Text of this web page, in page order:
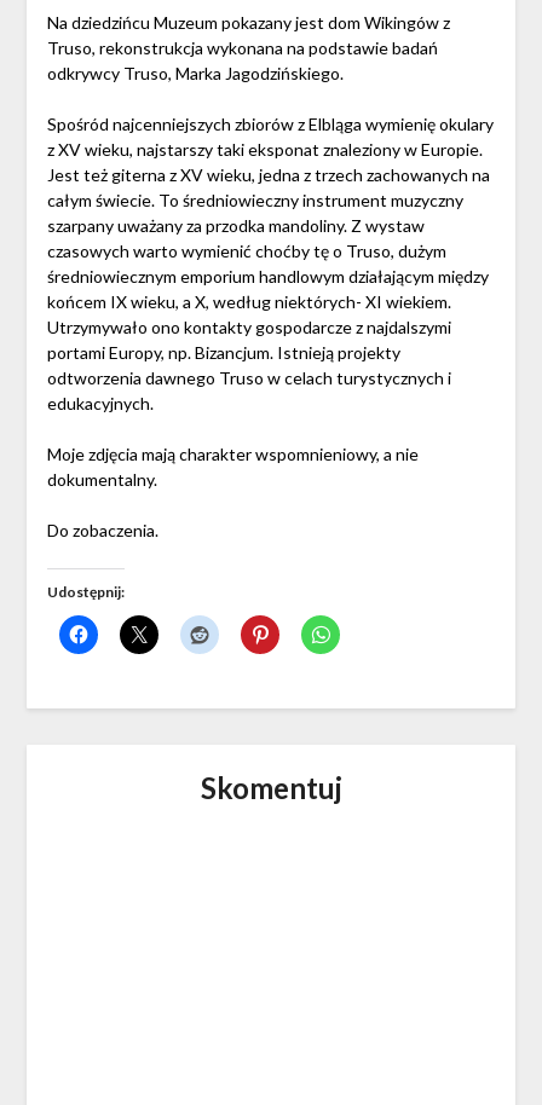
Na dziedzińcu Muzeum pokazany jest dom Wikingów z
Truso, rekonstrukcja wykonana na podstawie badań
odkrywcy Truso, Marka Jagodzińskiego.
Spośród najcenniejszych zbiorów z Elbląga wymienię okulary
z XV wieku, najstarszy taki eksponat znaleziony w Europie.
Jest też giterna z XV wieku, jedna z trzech zachowanych na
całym świecie. To średniowieczny instrument muzyczny
szarpany uważany za przodka mandoliny. Z wystaw
czasowych warto wymienić choćby tę o Truso, dużym
średniowiecznym emporium handlowym działającym między
końcem IX wieku, a X, według niektórych- XI wiekiem.
Utrzymywało ono kontakty gospodarcze z najdalszymi
portami Europy, np. Bizancjum. Istnieją projekty
odtworzenia dawnego Truso w celach turystycznych i
edukacyjnych.
Moje zdjęcia mają charakter wspomnieniowy, a nie
dokumentalny.
Do zobaczenia.
Udostępnij:
Skomentuj